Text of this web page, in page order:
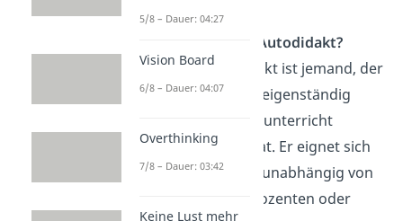
Was ist ein Autodidakt?
Ein Autodidakt ist jemand, der
sein Wissen eigenständig
durch Selbstunterricht
erworben hat. Er eignet sich
Wissen also unabhängig von
formellen Dozenten oder
5/8 – Dauer: 04:27
Vision Board
6/8 – Dauer: 04:07
Overthinking
7/8 – Dauer: 03:42
Keine Lust mehr